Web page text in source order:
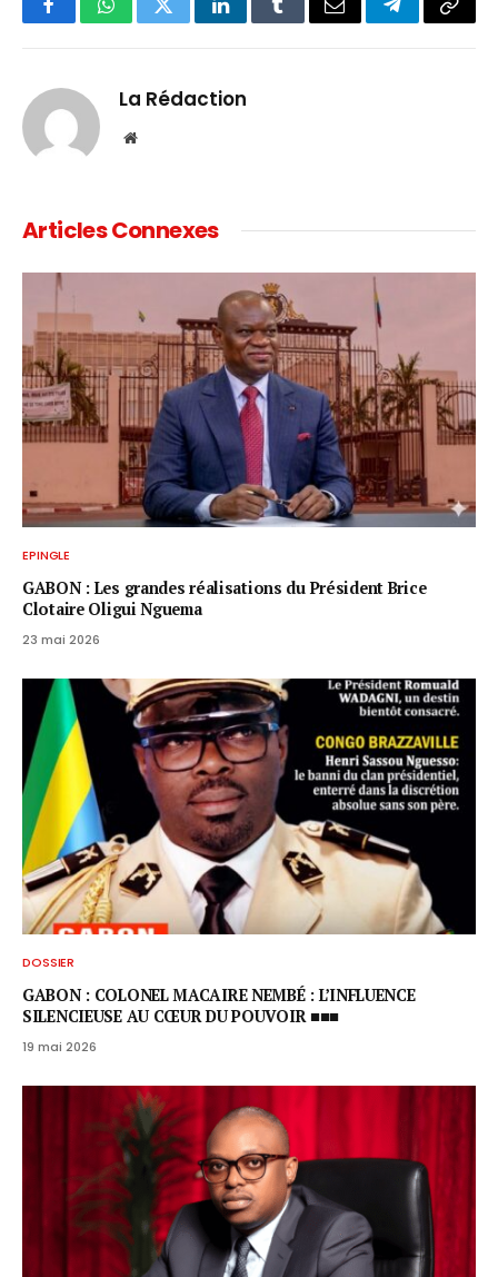
FacebookWhatsAppTwitterLinkedInTumblrEmail TelegramCopy
La Rédaction
Website
Articles Connexes
EPINGLE
GABON : Les grandes réalisations du Président Brice
Clotaire Oligui Nguema
23 mai 2026
DOSSIER
GABON : COLONEL MACAIRE NEMBÉ : L’INFLUENCE
SILENCIEUSE AU CŒUR DU POUVOIR ■■■
19 mai 2026